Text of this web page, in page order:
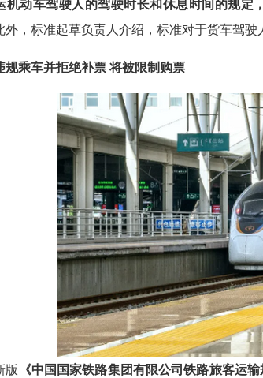
机动车驾驶人的驾驶时长和休息时间的规定
外，标准起草负责人介绍，标准对于货车驾
车并拒绝补票 将被限制购票
《中国国家铁路集团有限公司铁路旅客运输